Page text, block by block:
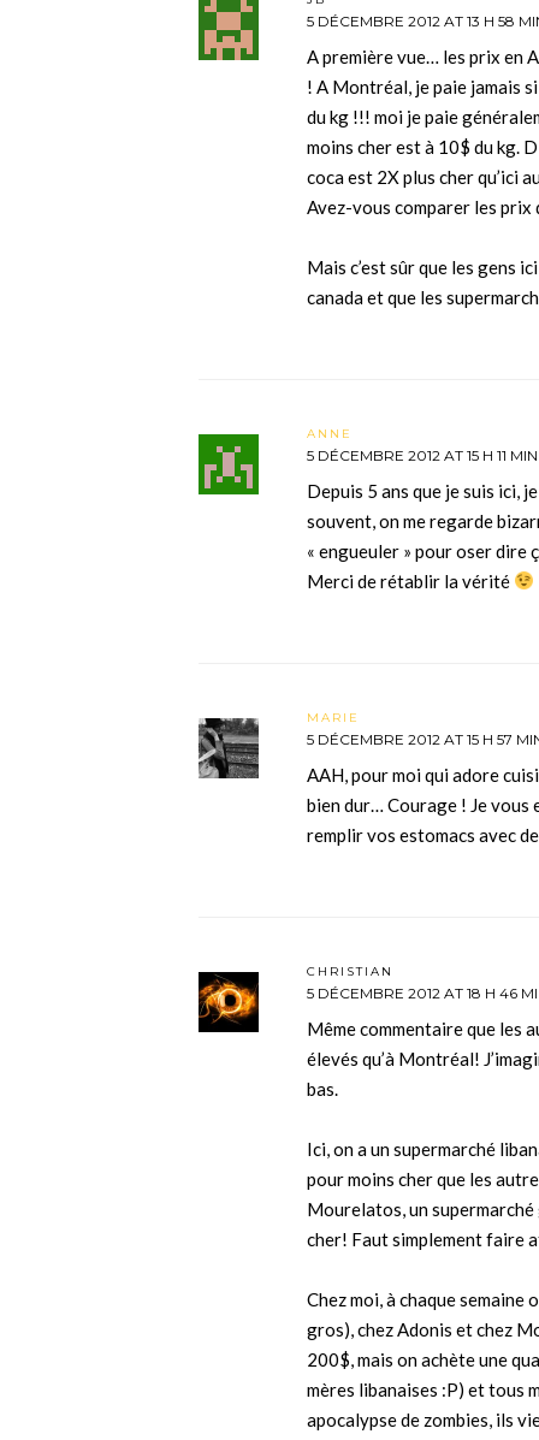
5 DÉCEMBRE 2012 AT 13 H 58
A première vue… les prix en
! A Montréal, je paie jamais
du kg !!! moi je paie
moins cher est à 10$ du kg.
coca est 2X plus cher qu’ici
Avez-vous comparer les prix
Mais c’est sûr que les gens
canada et que les
ANNE
5 DÉCEMBRE 2012 AT 15 H 11 MIN
Depuis 5 ans que je suis ici,
souvent, on me regarde
« engueuler » pour oser dire
Merci de rétablir la vérité
MARIE
5 DÉCEMBRE 2012 AT 15 H 57
AAH, pour moi qui adore
bien dur… Courage ! Je vous
remplir vos estomacs avec
CHRISTIAN
5 DÉCEMBRE 2012 AT 18 H 46
Même commentaire que les
élevés qu’à Montréal!
bas.
Ici, on a un supermarché
pour moins cher que les
Mourelatos, un
cher! Faut simplement faire
Chez moi, à chaque semaine
gros), chez Adonis et chez
200$, mais on achète une
mères libanaises :P) et tous
apocalypse de zombies, ils